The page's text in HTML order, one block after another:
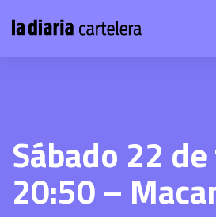
Sábado 22
20:50 –